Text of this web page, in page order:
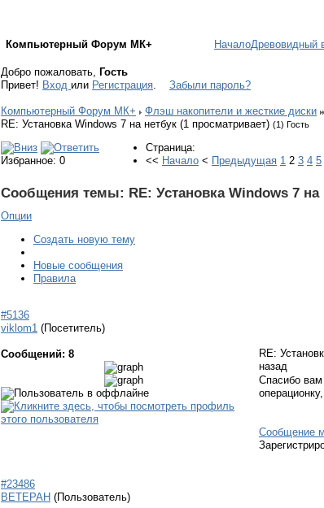
Компьютерный Форум МК+ НачалоДревовидный
Добро пожаловать, Гость
Привет! Вход или Регистрация. Забыли пароль?
Компьютерный Форум МК+ Флэш накопители и жесткие диски
RE: Установка Windows 7 на нетбук (1 просматривает) (1) Гость
Избранное: 0
Страница:
<< Начало < Предыдущая 1 2 3 4 5
Сообщения темы: RE: Установка Windows 7 на
Опции
Создать новую тему
Новые сообщения
Правила
#5136
viklom1 (Посетитель)
Сообщений: 8 RE:
назад
Спасибо
Сообщение
#23486
BETEPAH (Пользователь)